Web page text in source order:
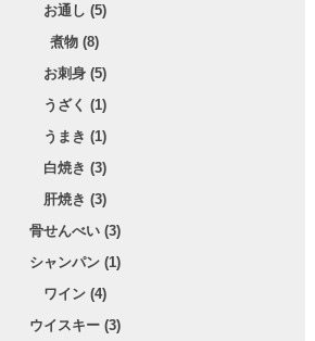
お通し (5)
煮物 (8)
お刺身 (5)
うざく (1)
うまき (1)
白焼き (3)
肝焼き (3)
骨せんべい (3)
シャンパン (1)
ワイン (4)
ウイスキー (3)